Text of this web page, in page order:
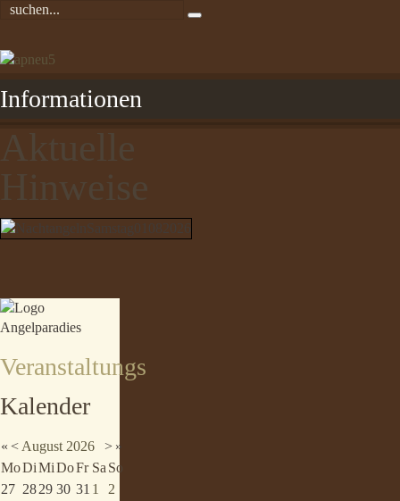
Informationen
Aktuelle
Hinweise
Veranstaltungs
Kalender
« < August 2026 > »
MoDiMiDoFr Sa So
27 2829 30 31 1
2